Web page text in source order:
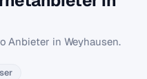
Anbieter in Weyhausen.